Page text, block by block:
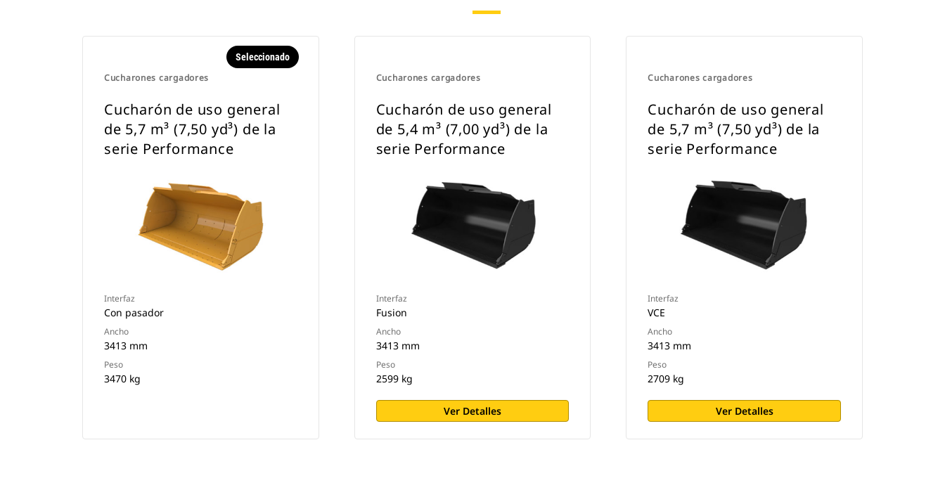
Cucharones cargadores
Seleccionado
Cucharón de uso general
de 5,7 m³ (7,50 yd³) de la
serie Performance
Interfaz
Con pasador
Ancho
3413 mm
Peso
3470 kg
Cucharones cargadores
Cucharón de uso general
de 5,4 m³ (7,00 yd³) de la
serie Performance
Interfaz
Fusion
Ancho
3413 mm
Peso
2599 kg
Ver Detalles
Cucharones cargadores
Cucharón de uso general
de 5,7 m³ (7,50 yd³) de la
serie Performance
Interfaz
VCE
Ancho
3413 mm
Peso
2709 kg
Ver Detalles